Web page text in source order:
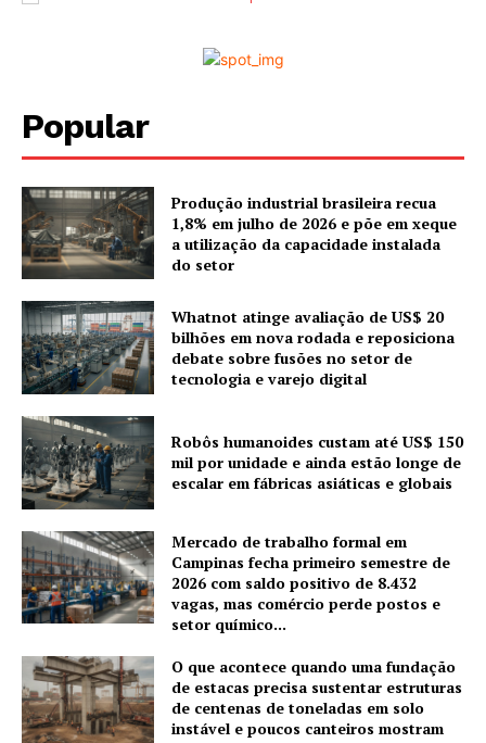
Popular
Produção industrial brasileira recua
1,8% em julho de 2026 e põe em xeque
a utilização da capacidade instalada
do setor
Whatnot atinge avaliação de US$ 20
bilhões em nova rodada e reposiciona
debate sobre fusões no setor de
tecnologia e varejo digital
Robôs humanoides custam até US$ 150
mil por unidade e ainda estão longe de
escalar em fábricas asiáticas e globais
Mercado de trabalho formal em
Campinas fecha primeiro semestre de
2026 com saldo positivo de 8.432
vagas, mas comércio perde postos e
setor químico...
O que acontece quando uma fundação
de estacas precisa sustentar estruturas
de centenas de toneladas em solo
instável e poucos canteiros mostram